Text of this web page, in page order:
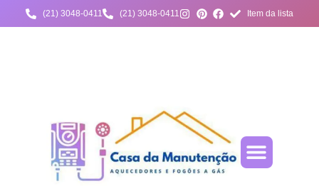
(21) 3048-0411 (21) 3048-0411 Item da lista